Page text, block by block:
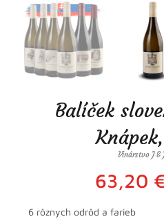
Balíček
Vinárstvo J &
63,20
6 rôznych odrôd a farieb